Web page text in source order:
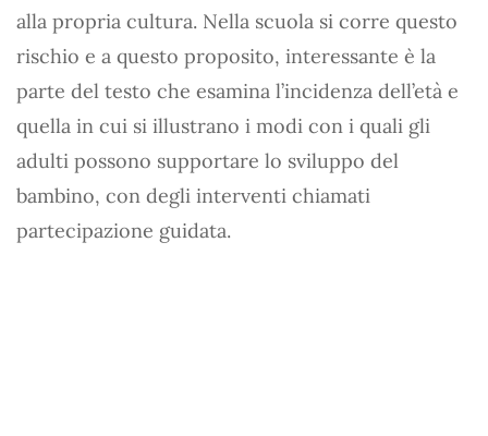
alla propria cultura. Nella scuola si corre questo
rischio e a questo proposito, interessante è la
parte del testo che esamina l’incidenza dell’età e
quella in cui si illustrano i modi con i quali gli
adulti possono supportare lo sviluppo del
bambino, con degli interventi chiamati
partecipazione guidata.